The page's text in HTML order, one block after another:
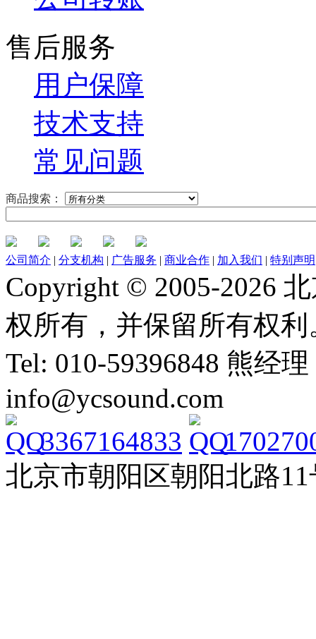
售后服务
用户保障
技术支持
常见问题
商品搜索：
公司简介 | 分支机构 | 广告服务 | 商业合作 | 加入我们 | 特别声明
Copyright © 2005-2026
权所有，并保留所有权利
Tel: 010-59396848 熊经
info@ycsound.com
3367164833
北京市朝阳区朝阳北路